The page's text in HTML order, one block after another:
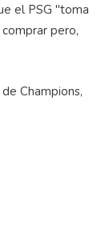
el PSG "toma
pero,
Champions,